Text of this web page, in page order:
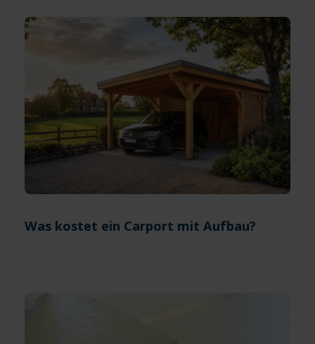
Was kostet ein Carport mit Aufbau?